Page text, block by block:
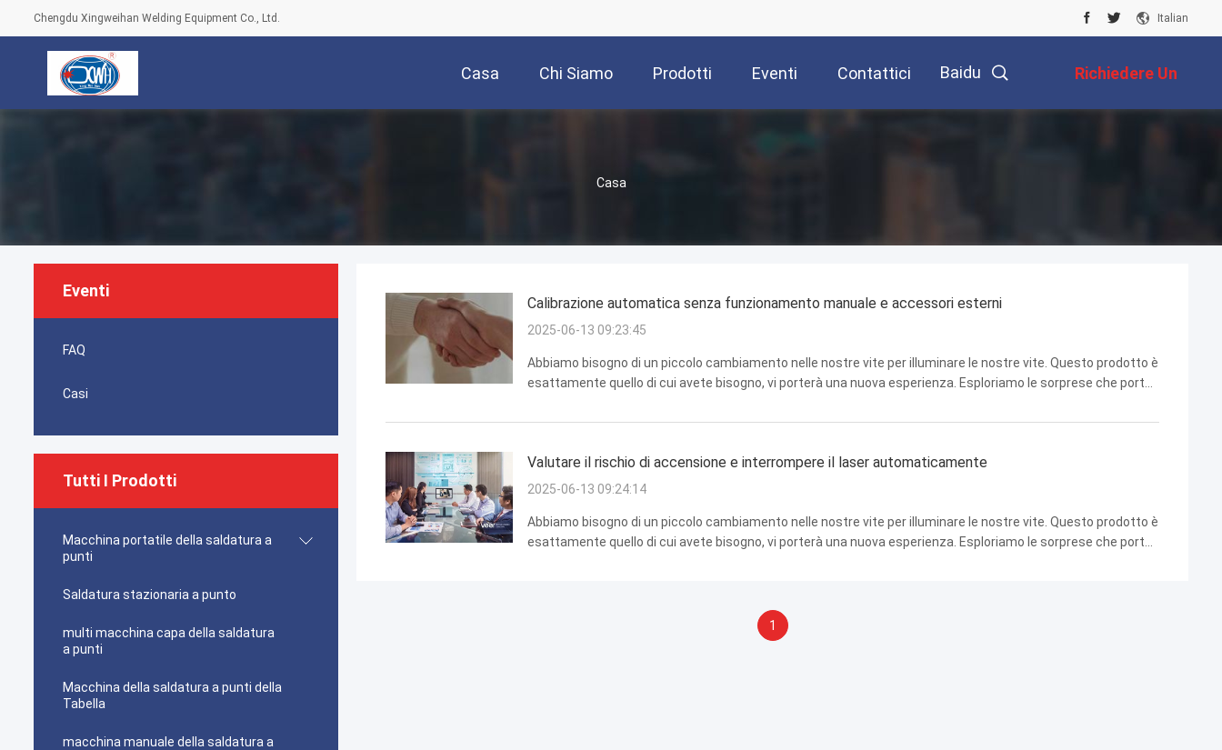
Chengdu Xingweihan Welding Equipment Co., Ltd. Italian
Casa Chi Siamo Prodotti Eventi Contattici Baidu Richiedere Un
Preventivo
Casa
Eventi
FAQ
Casi
Tutti I Prodotti
Macchina portatile della saldatura a
punti
Saldatura stazionaria a punto
multi macchina capa della saldatura
a punti
Macchina della saldatura a punti della
Tabella
macchina manuale della saldatura a
Calibrazione automatica senza funzionamento manuale e accessori esterni
2025-06-13 09:23:45
Abbiamo bisogno di un piccolo cambiamento nelle nostre vite per illuminare le nostre vite. Questo prodotto è
esattamente quello di cui avete bisogno, vi porterà una nuova esperienza. Esploriamo le sorprese che porta!
Valutare il rischio di accensione e interrompere il laser automaticamente
2025-06-13 09:24:14
Abbiamo bisogno di un piccolo cambiamento nelle nostre vite per illuminare le nostre vite. Questo prodotto è
esattamente quello di cui avete bisogno, vi porterà una nuova esperienza. Esploriamo le sorprese che porta!
1